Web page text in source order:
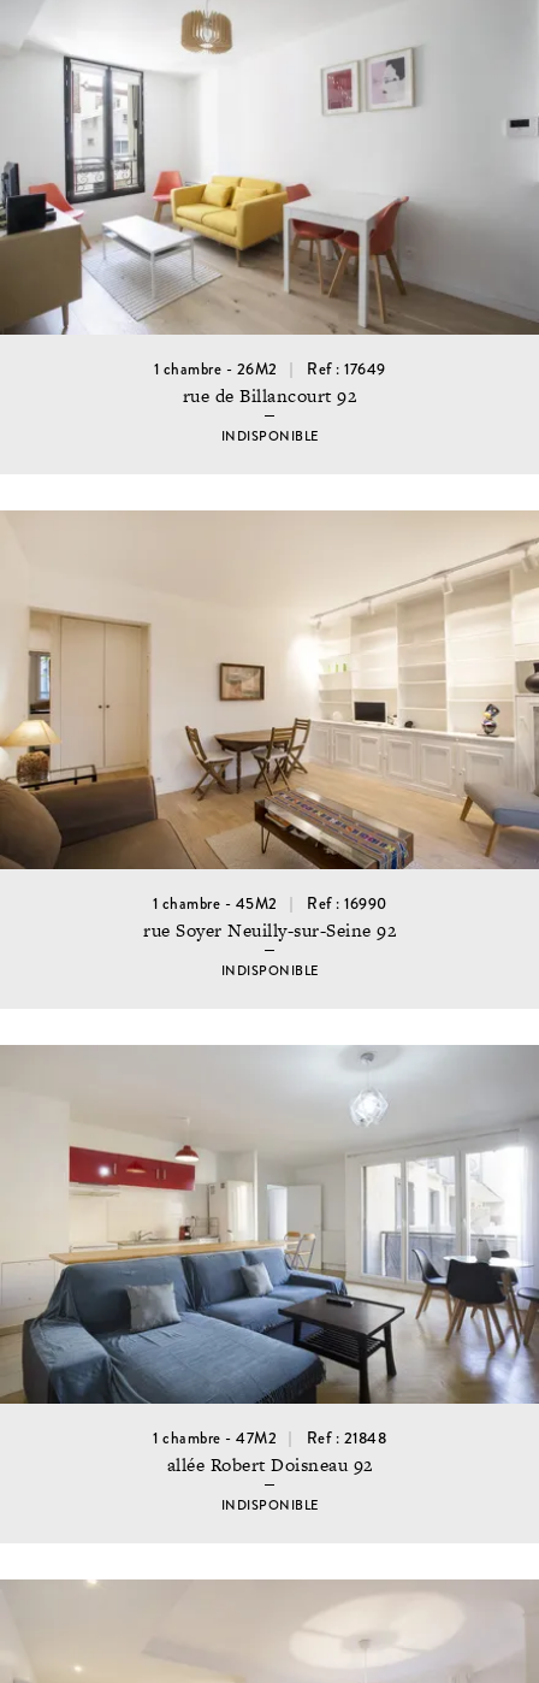
1 chambre - 26M2 Ref : 17649
rue de Billancourt 92
INDISPONIBLE
1 chambre - 45M2 Ref : 16990
rue Soyer Neuilly-sur-Seine 92
INDISPONIBLE
1 chambre - 47M2 Ref : 21848
allée Robert Doisneau 92
INDISPONIBLE